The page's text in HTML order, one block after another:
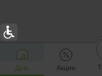
Дом Акции